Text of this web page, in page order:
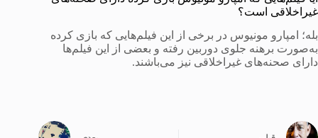
غیراخلاقی است؟
بله؛ امپارو مونیوس در برخی از این فیلم‌هایی که بازی کرده
به‌صورت برهنه جلوی دوربین رفته و بعضی از این فیلم‌ها
دارای صحنه‌های غیراخلاقی نیز می‌باشند.